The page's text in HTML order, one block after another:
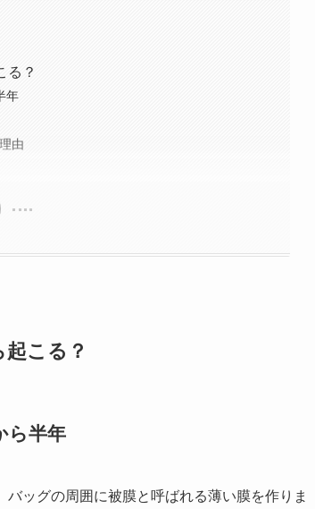
る？
年
由
こる？
ら半年
ッグの周囲に被膜と呼ばれる薄い膜を作りま